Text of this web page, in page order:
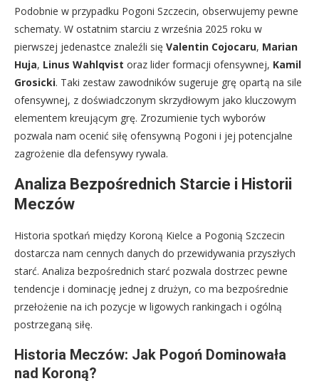
Podobnie w przypadku Pogoni Szczecin, obserwujemy pewne
schematy. W ostatnim starciu z września 2025 roku w
pierwszej jedenastce znaleźli się Valentin Cojocaru, Marian
Huja, Linus Wahlqvist oraz lider formacji ofensywnej, Kamil
Grosicki. Taki zestaw zawodników sugeruje grę opartą na sile
ofensywnej, z doświadczonym skrzydłowym jako kluczowym
elementem kreującym grę. Zrozumienie tych wyborów
pozwala nam ocenić siłę ofensywną Pogoni i jej potencjalne
zagrożenie dla defensywy rywala.
Analiza Bezpośrednich Starcie i Historii
Meczów
Historia spotkań między Koroną Kielce a Pogonią Szczecin
dostarcza nam cennych danych do przewidywania przyszłych
starć. Analiza bezpośrednich starć pozwala dostrzec pewne
tendencje i dominację jednej z drużyn, co ma bezpośrednie
przełożenie na ich pozycje w ligowych rankingach i ogólną
postrzeganą siłę.
Historia Meczów: Jak Pogoń Dominowała
nad Koroną?